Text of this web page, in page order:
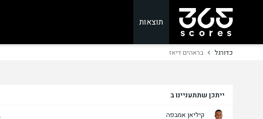
תוצאות
כדורגל בראהים דיאז
ייתכן שתתעניינו ב
קיליאן אמבפה